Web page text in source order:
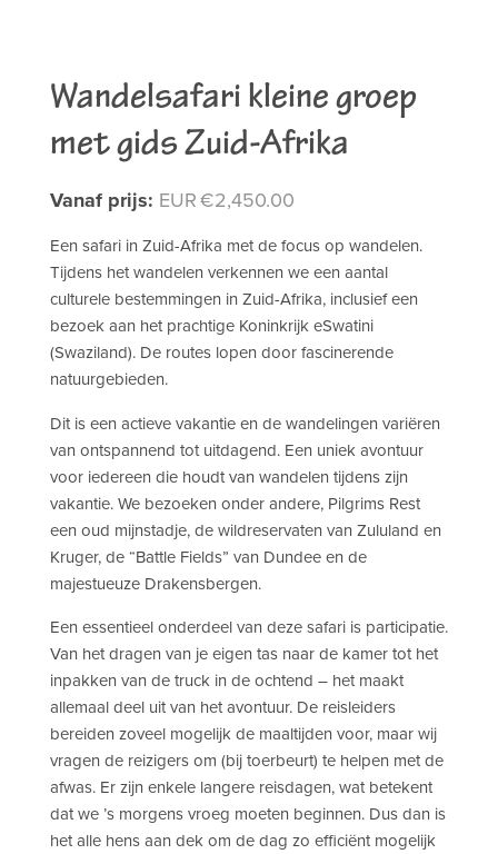
Wandelsafari kleine groep
met gids Zuid-Afrika
Vanaf prijs: EUR 2,450.00
Een safari in Zuid-Afrika met de focus op wandelen.
Tijdens het wandelen verkennen we een aantal
culturele bestemmingen in Zuid-Afrika, inclusief een
bezoek aan het prachtige Koninkrijk eSwatini
(Swaziland). De routes lopen door fascinerende
natuurgebieden.
Dit is een actieve vakantie en de wandelingen variëren
van ontspannend tot uitdagend. Een uniek avontuur
voor iedereen die houdt van wandelen tijdens zijn
vakantie. We bezoeken onder andere, Pilgrims Rest
een oud mijnstadje, de wildreservaten van Zululand en
Kruger, de “Battle Fields” van Dundee en de
majestueuze Drakensbergen.
Een essentieel onderdeel van deze safari is participatie.
Van het dragen van je eigen tas naar de kamer tot het
inpakken van de truck in de ochtend – het maakt
allemaal deel uit van het avontuur. De reisleiders
bereiden zoveel mogelijk de maaltijden voor, maar wij
vragen de reizigers om (bij toerbeurt) te helpen met de
afwas. Er zijn enkele langere reisdagen, wat betekent
dat we ’s morgens vroeg moeten beginnen. Dus dan is
het alle hens aan dek om de dag zo efficiënt mogelijk